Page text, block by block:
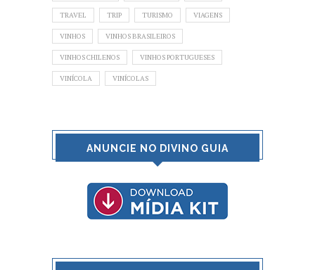
TRAVEL TRIP TURISMO VIAGENS
VINHOS VINHOS BRASILEIROS
VINHOS CHILENOS VINHOS PORTUGUESES
VINÍCOLA VINÍCOLAS
ANUNCIE NO DIVINO GUIA